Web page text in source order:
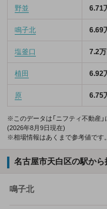
野並 6.71
鳴子北 6.69
塩釜口 7.2万
植田 6.92
原 6.75
※このデータは「ニフティ不動産
(2026年8月9日現在)
※相場情報はあくまで参考値です
名古屋市天白区の駅から
鳴子北